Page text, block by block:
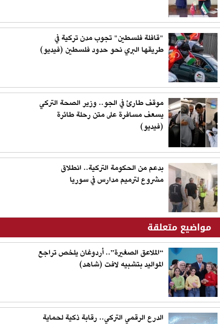
"قافلة فلسطين" تجوب مدن تركية في
طريقها البري نحو حدود فلسطين (فيديو)
موقف طارئ في الجو.. وزير الصحة التركي
يسعف مسافرة على متن رحلة طائرة
(فيديو)
بدعم من الحكومة التركية.. انطلاق
مشروع لترميم مدارس في سوريا
مواضيع متعلقة
“الملاعق الصغيرة”.. أردوغان يلخص تراجع
المواليد بتشبيه لافت (شاهد)
الدرع الرقمي التركي.. رقابة ذكية لحماية